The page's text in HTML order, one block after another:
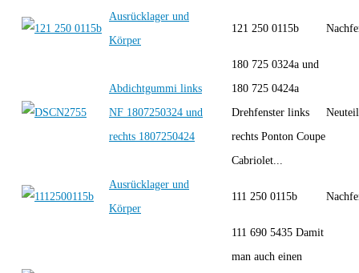
Ausrücklager und
Körper
121 250 0115b
Abdichtgummi links
NF 1807250324 und
rechts 1807250424
180 725 0324a und
180 725 0424a
Drehfenster links
rechts Ponton Coupe
Cabriolet...
Ausrücklager und
Körper
111 250 0115b
111 690 5435 Damit
man auch einen